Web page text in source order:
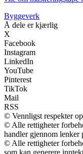
Byggeverk
Å dele er kjærlig
X
Facebook
Instagram
LinkedIn
YouTube
Pinterest
TikTok
Mail
RSS
© Vennligst respekter
© Alle rettigheter
handler gjennom lenker
© Alle rettigheter